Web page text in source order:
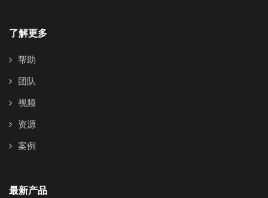
了解更多
帮助
团队
视频
资源
案例
最新产品